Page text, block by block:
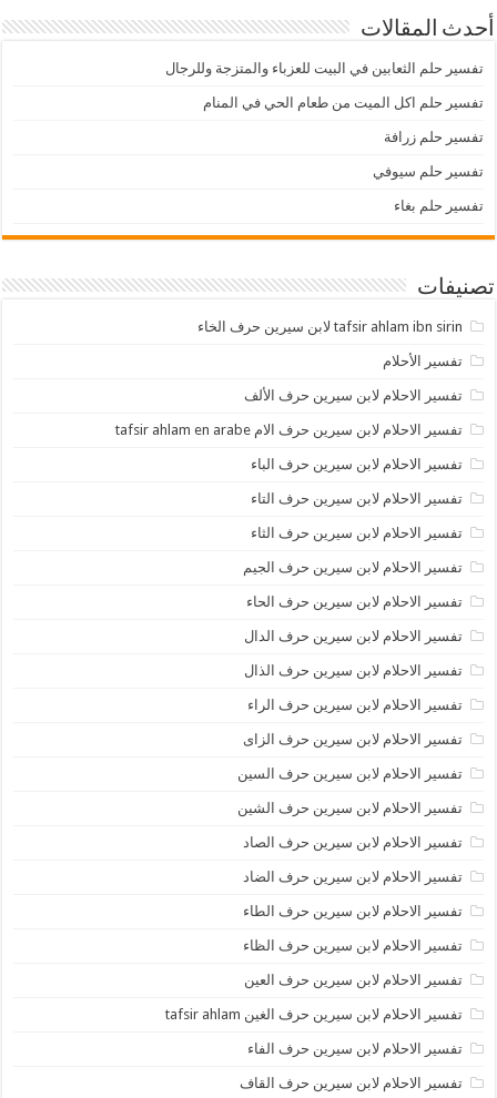
أحدث المقالات
تفسير حلم الثعابين في البيت للعزباء والمتزجة وللرجال
تفسير حلم اكل الميت من طعام الحي في المنام
تفسير حلم زرافة
تفسير حلم سيوفي
تفسير حلم بغاء
تصنيفات
tafsir ahlam ibn sirin لابن سيرين حرف الخاء
تفسير الأحلام
تفسير الاحلام لابن سيرين حرف الألف
تفسير الاحلام لابن سيرين حرف الام tafsir ahlam en arabe
تفسير الاحلام لابن سيرين حرف الباء
تفسير الاحلام لابن سيرين حرف التاء
تفسير الاحلام لابن سيرين حرف الثاء
تفسير الاحلام لابن سيرين حرف الجيم
تفسير الاحلام لابن سيرين حرف الحاء
تفسير الاحلام لابن سيرين حرف الدال
تفسير الاحلام لابن سيرين حرف الذال
تفسير الاحلام لابن سيرين حرف الراء
تفسير الاحلام لابن سيرين حرف الزاى
تفسير الاحلام لابن سيرين حرف السين
تفسير الاحلام لابن سيرين حرف الشين
تفسير الاحلام لابن سيرين حرف الصاد
تفسير الاحلام لابن سيرين حرف الضاد
تفسير الاحلام لابن سيرين حرف الطاء
تفسير الاحلام لابن سيرين حرف الظاء
تفسير الاحلام لابن سيرين حرف العين
تفسير الاحلام لابن سيرين حرف الغين tafsir ahlam
تفسير الاحلام لابن سيرين حرف الفاء
تفسير الاحلام لابن سيرين حرف القاف